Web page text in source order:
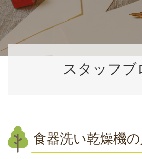
スタッフブ
食器洗い乾燥機